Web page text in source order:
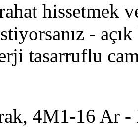
hissetmek
-
tasarruflu
4M1-16 Ar -